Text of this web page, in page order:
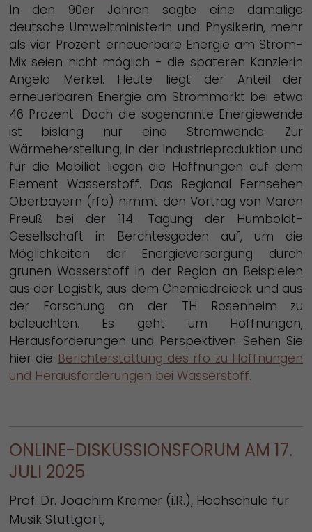
In den 90er Jahren sagte eine damalige
deutsche Umweltministerin und Physikerin, mehr
als vier Prozent erneuerbare Energie am Strom-
Mix seien nicht möglich - die späteren Kanzlerin
Angela Merkel. Heute liegt der Anteil der
erneuerbaren Energie am Strommarkt bei etwa
46 Prozent. Doch die sogenannte Energiewende
ist bislang nur eine Stromwende. Zur
Wärmeherstellung, in der Industrieproduktion und
für die Mobiliät liegen die Hoffnungen auf dem
Element Wasserstoff. Das Regional Fernsehen
Oberbayern (rfo) nimmt den Vortrag von Maren
Preuß bei der 114. Tagung der Humboldt-
Gesellschaft in Berchtesgaden auf, um die
Möglichkeiten der Energieversorgung durch
grünen Wasserstoff in der Region an Beispielen
aus der Logistik, aus dem Chemiedreieck und aus
der Forschung an der TH Rosenheim zu
beleuchten. Es geht um Hoffnungen,
Herausforderungen und Perspektiven. Sehen Sie
hier die Berichterstattung des rfo zu Hoffnungen
und Herausforderungen bei Wasserstoff.
ONLINE-DISKUSSIONSFORUM AM 17.
JULI 2025
Prof. Dr. Joachim Kremer (i.R.), Hochschule für
Musik Stuttgart,